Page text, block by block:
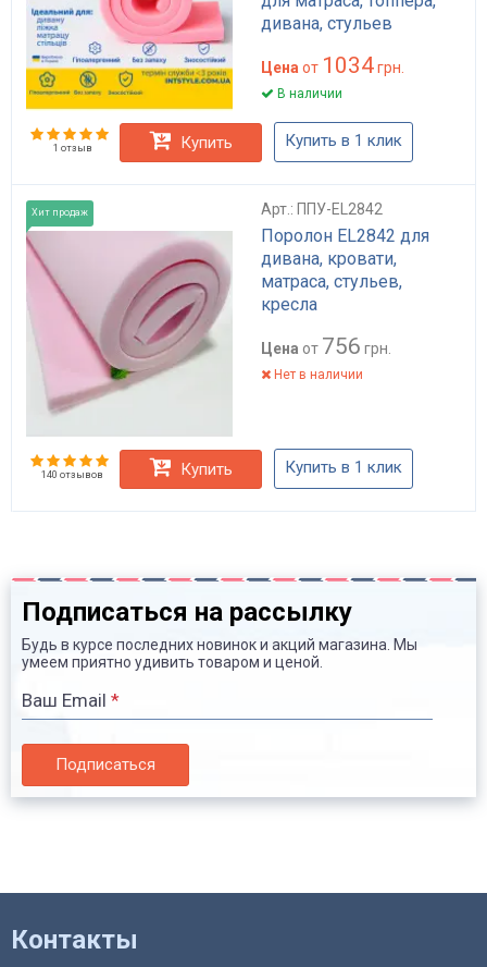
дивана, стульев
Цена от 1034грн.
В наличии
1 отзыв Купить Купить в 1 клик
Хит продаж Арт.: ППУ-EL2842
Поролон EL2842 для
дивана, кровати,
матраса, стульев,
кресла
Цена от 756 грн.
Нет в наличии
140 отзывов Купить Купить в 1 клик
Подписаться на рассылку
Будь в курсе последних новинок и акций магазина. Мы
умеем приятно удивить товаром и ценой.
Ваш Email *
Подписаться
Контакты